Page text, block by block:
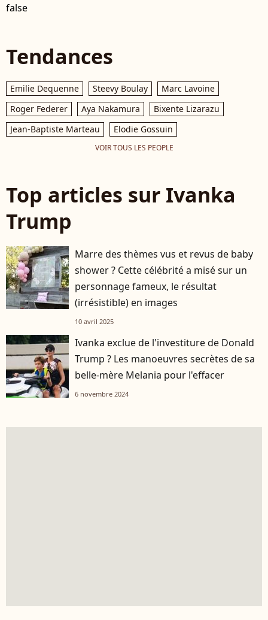
false
Tendances
Emilie Dequenne Steevy Boulay
Marc Lavoine
Roger Federer
Aya Nakamura
Bixente Lizarazu
Jean-Baptiste Marteau
Elodie Gossuin
VOIR TOUS LES PEOPLE
Top articles sur Ivanka
Trump
Marre des thèmes vus et revus de baby
shower ? Cette célébrité a misé sur un
personnage fameux, le résultat
(irrésistible) en images
10 avril 2025
Ivanka exclue de l'investiture de Donald
Trump ? Les manoeuvres secrètes de sa
belle-mère Melania pour l'effacer
6 novembre 2024